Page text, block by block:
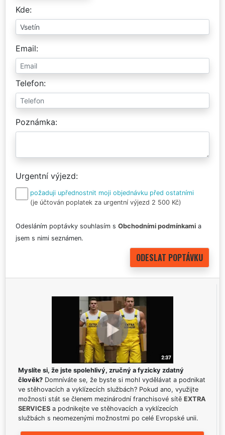
Kde
Email
Telefon
Poznámka
Urgentní výjezd
požaduji upřednostnit moji objednávku před ostatními
(je účtován poplatek za urgentní výjezd 2 500 Kč)
Odesláním poptávky souhlasím s Obchodními podmínkami a
jsem s nimi seznámen.
Myslíte si, že jste spolehlivý, zručný a fyzicky zdatný
člověk? Domníváte se, že byste si mohl vydělávat a podnikat
ve stěhovacích a vyklízecích službách? Pokud ano, využijte
možnosti stát se členem mezinárodní franchisové sítě EXTRA
SERVICES a podnikejte ve stěhovacích a vyklízecích
službách s neomezenými možnostmi po celé Evropské unii.